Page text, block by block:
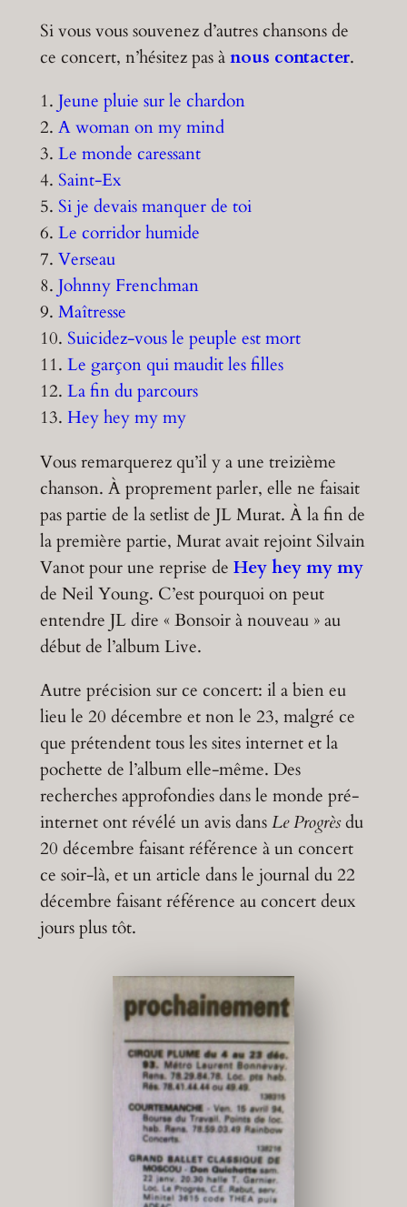
Si vous vous souvenez d’autres chansons de
ce concert, n’hésitez pas ànous contacter.
1. Jeune pluie sur le chardon
2. A woman on my mind
3. Le monde caressant
4. Saint-Ex
5. Si je devais manquer de toi
6. Le corridor humide
7. Verseau
8. Johnny Frenchman
9. Maîtresse
10. Suicidez-vous le peuple est mort
11. Le garçon qui maudit les filles
12. La fin du parcours
13. Hey hey my my
Vous remarquerez qu’il y a une treizième
chanson. À proprement parler, elle ne faisait
pas partie de la setlist de JL Murat. À la fin de
la première partie, Murat avait rejoint Silvain
Vanot pour une reprise de Hey hey my my
de Neil Young. C’est pourquoi on peut
entendre JL dire « Bonsoir à nouveau » au
début de l’album Live.
Autre précision sur ce concert: il a bien eu
lieu le 20 décembre et non le 23, malgré ce
que prétendent tous les sites internet et la
pochette de l’album elle-même. Des
recherches approfondies dans le monde pré-
internet ont révélé un avis dansLe Progrèsdu
20 décembre faisant référence à un concert
ce soir-là, et un article dans le journal du 22
décembre faisant référence au concert deux
jours plus tôt.